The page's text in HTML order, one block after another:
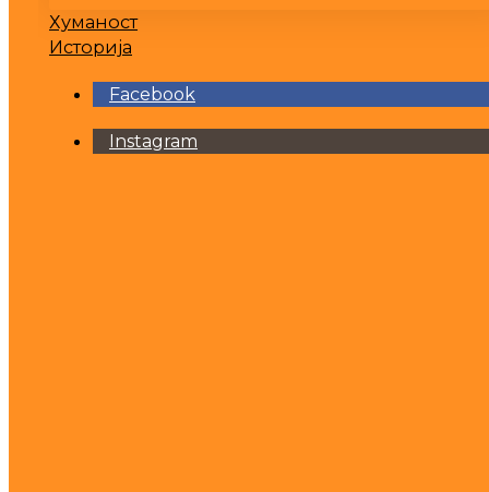
Хуманост
Историја
Facebook
Instagram